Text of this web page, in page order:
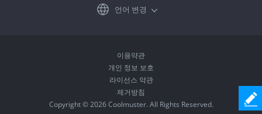
언어 변경
이용약관
개인 정보 보호
라이선스 약관
제거방침
Copyright © 2026 Coolmuster. All Rights Reserved.